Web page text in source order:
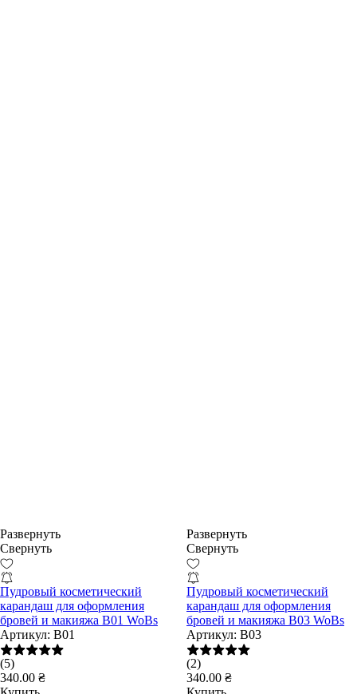
Развернуть
Свернуть
Пудровый косметический
карандаш для оформления
бровей и макияжа B01 WoBs
Артикул: B01
(5)
340.00 ₴
Развернуть
Свернуть
Пудровый косметический
карандаш для оформления
бровей и макияжа B03 WoBs
Артикул: B03
(2)
340.00 ₴